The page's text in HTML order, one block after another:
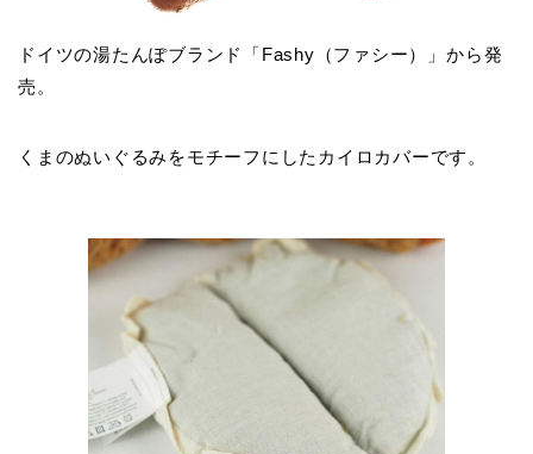
ドイツの湯たんぽブランド「Fashy（ファシー）」から発
売。
くまのぬいぐるみをモチーフにしたカイロカバーです。